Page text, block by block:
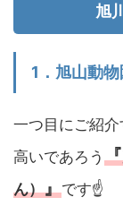
旭
1．旭山動
一つ目にご紹
高いであろう
ん）』です☝️